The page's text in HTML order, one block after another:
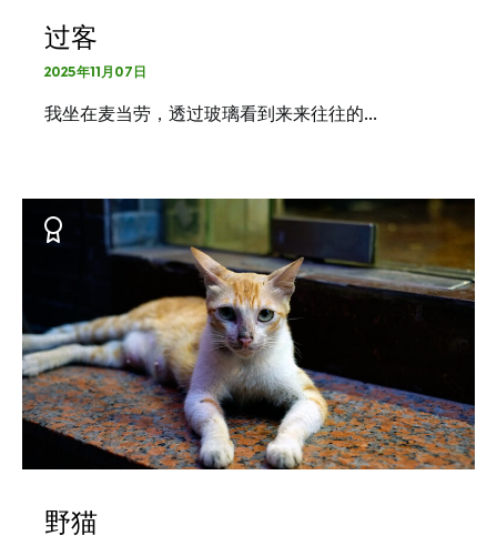
过客
2025年11月07日
我坐在麦当劳，透过玻璃看到来来往往的…
野猫